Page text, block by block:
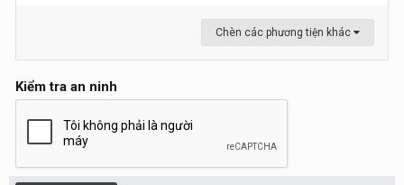
Chèn các phương tiện khác
Kiểm tra an ninh